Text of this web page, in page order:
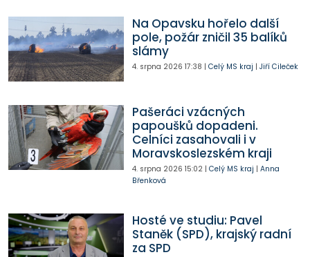
Na Opavsku hořelo další
pole, požár zničil 35 balíků
slámy
4. srpna 2026 17:38 | Celý MS kraj | Jiří Cileček
Pašeráci vzácných
papoušků dopadeni.
Celníci zasahovali i v
Moravskoslezském kraji
4. srpna 2026 15:02| Celý MS kraj | Anna
Břenková
Hosté ve studiu: Pavel
Staněk (SPD), krajský radní
za SPD